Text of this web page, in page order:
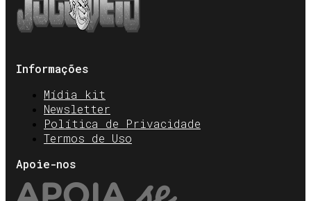
Informações
Mídia kit
Newsletter
Política de Privacidade
Termos de Uso
Apoie-nos